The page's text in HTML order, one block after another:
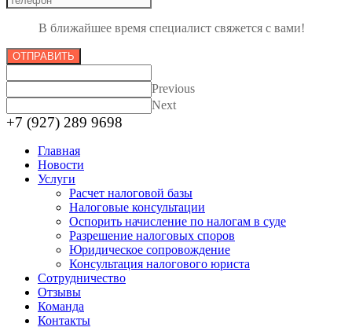
В ближайшее время специалист свяжется с вами!
ОТПРАВИТЬ
Previous
Next
+7 (927) 289 9698
Главная
Новости
Услуги
Расчет налоговой базы
Налоговые консультации
Оспорить начисление по налогам в суде
Разрешение налоговых споров
Юридическое сопровождение
Консультация налогового юриста
Сотрудничество
Отзывы
Команда
Контакты